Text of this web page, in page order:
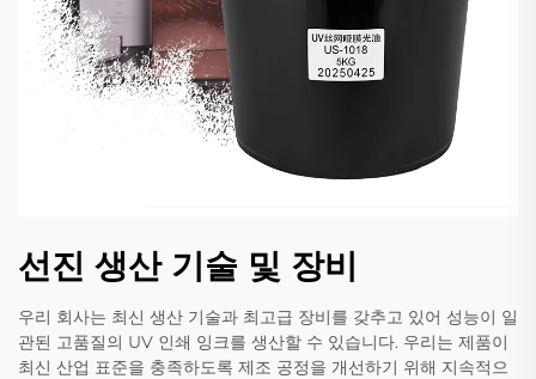
선진 생산 기술 및 장비
우리 회사는 최신 생산 기술과 최고급 장비를 갖추고 있어 성능이 일
관된 고품질의 UV 인쇄 잉크를 생산할 수 있습니다. 우리는 제품이
최신 산업 표준을 충족하도록 제조 공정을 개선하기 위해 지속적으